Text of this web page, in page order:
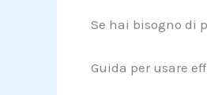
Se hai bisogno di
Guida per usare